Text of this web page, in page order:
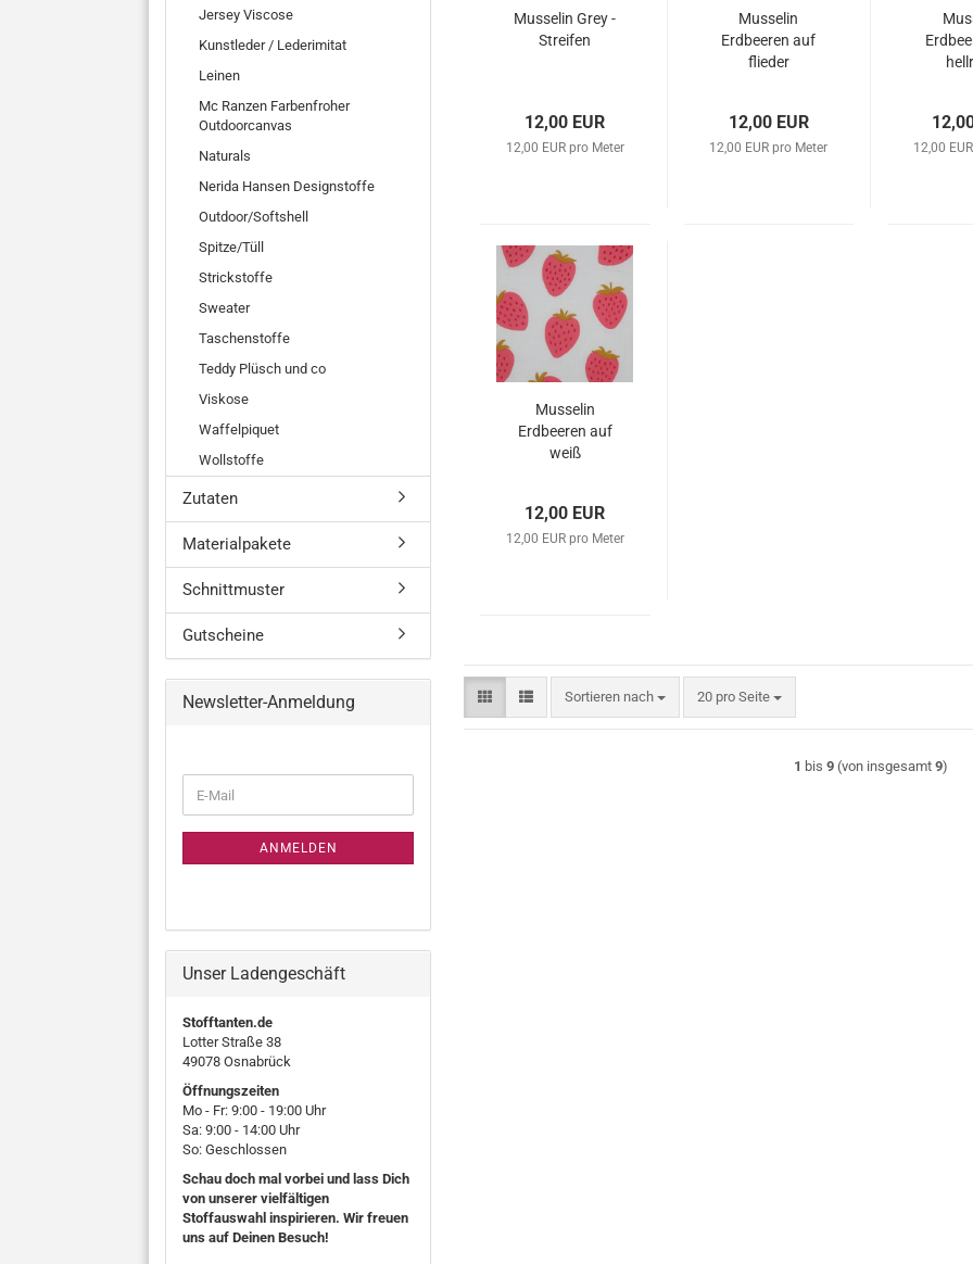
Musselin Grey -
Streifen
12,00 EUR
12,00 EUR pro Meter
Musselin
Erdbeeren auf
flieder
12,00 EUR
12,00 EUR pro Meter 12,00
Musselin
Erdbeeren auf
weiß
12,00 EUR
12,00 EUR pro Meter
Sortieren nach
Sortieren nach 20 pro Seite
pro Seite
1 bis 9 (von insgesamt 9)
Jersey Viscose
Kunstleder / Lederimitat
Leinen
Mc Ranzen Farbenfroher
Outdoorcanvas
Naturals
Nerida Hansen Designstoffe
Outdoor/Softshell
Spitze/Tüll
Strickstoffe
Sweater
Taschenstoffe
Teddy Plüsch und co
Viskose
Waffelpiquet
Wollstoffe
Zutaten
Materialpakete
Schnittmuster
Gutscheine
Newsletter-Anmeldung
ZUR
ANMELDUNG
E-
Mail
ANMELDEN
Unser Ladengeschäft
Stofftanten.de
Lotter Straße 38
49078 Osnabrück
Öffnungszeiten
Mo - Fr: 9:00 - 19:00 Uhr
Sa: 9:00 - 14:00 Uhr
So: Geschlossen
Schau doch mal vorbei und lass Dich
von unserer vielfältigen
Stoffauswahl inspirieren. Wir freuen
uns auf Deinen Besuch!